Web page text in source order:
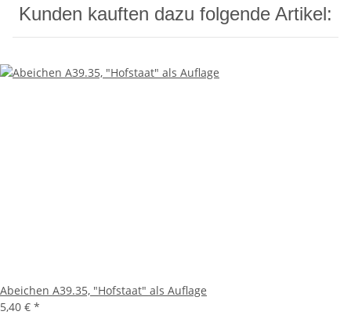
Kunden kauften dazu folgende Artikel:
Abeichen A39.35, "Hofstaat" als Auflage
5,40 € *